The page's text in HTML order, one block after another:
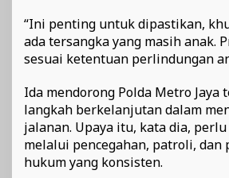
“Ini penting untuk dipastikan,
ada tersangka yang masih anak.
sesuai ketentuan perlindungan
Ida mendorong Polda Metro Jaya
langkah berkelanjutan dalam
jalanan. Upaya itu, kata dia,
melalui pencegahan, patroli, dan
hukum yang konsisten.